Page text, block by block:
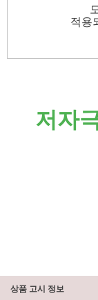
적용
저자
상품 고시 정보